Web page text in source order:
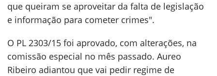
que queiram se aproveitar da falta de legislação
e informação para cometer crimes".
O PL 2303/15 foi aprovado, com alterações, na
comissão especial no mês passado. Aureo
Ribeiro adiantou que vai pedir regime de